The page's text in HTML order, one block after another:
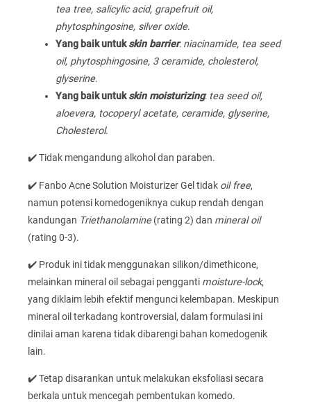
tea tree, salicylic acid, grapefruit oil,
phytosphingosine, silver oxide.
Yang baik untukskin barrier: niacinamide, tea seed
oil, phytosphingosine, 3 ceramide, cholesterol,
glyserine.
Yang baik untukskin moisturizing: tea seed oil,
aloevera, tocoperyl acetate, ceramide, glyserine,
Cholesterol.
✔️ Tidak mengandung alkohol dan paraben.
✔️ Fanbo Acne Solution Moisturizer Gel tidak oil free,
namun potensi komedogeniknya cukup rendah dengan
kandungan Triethanolamine(rating 2) dan mineral oil
(rating 0-3).
✔️ Produk ini tidak menggunakan silikon/dimethicone,
melainkan mineral oil sebagai pengganti moisture-lock,
yang diklaim lebih efektif mengunci kelembapan. Meskipun
mineral oil terkadang kontroversial, dalam formulasi ini
dinilai aman karena tidak dibarengi bahan komedogenik
lain.
✔️ Tetap disarankan untuk melakukan eksfoliasi secara
berkala untuk mencegah pembentukan komedo.